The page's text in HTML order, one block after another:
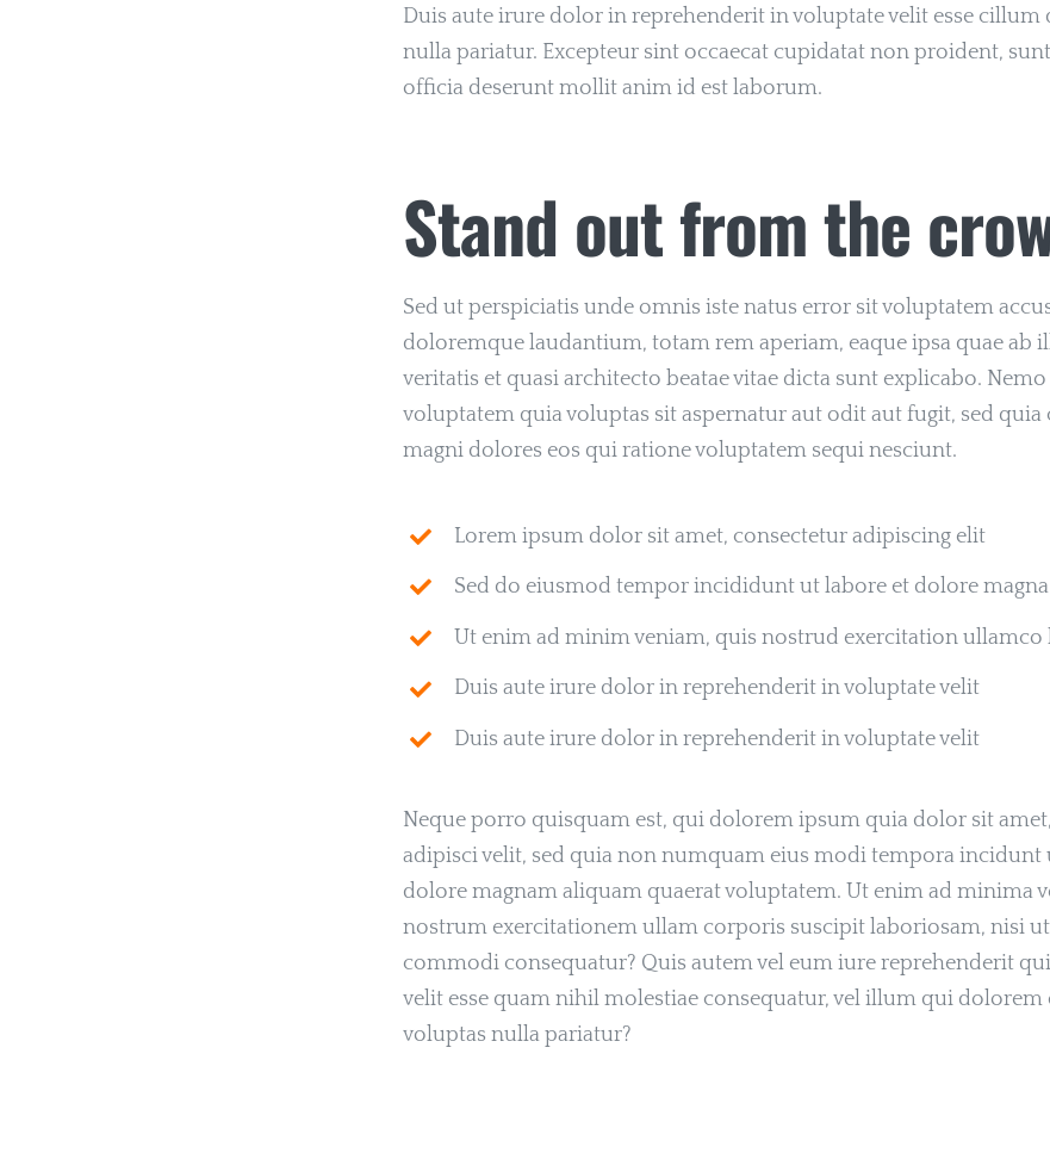
Duis aute irure dolor in reprehenderit in voluptate velit esse cillum
nulla pariatur. Excepteur sint occaecat cupidatat non proident,
officia deserunt mollit anim id est laborum.
Stand out from the
Sed ut perspiciatis unde omnis iste natus error sit voluptatem
doloremque laudantium, totam rem aperiam, eaque ipsa quae ab
veritatis et quasi architecto beatae vitae dicta sunt explicabo.
voluptatem quia voluptas sit aspernatur aut odit aut fugit, sed
magni dolores eos qui ratione voluptatem sequi nesciunt.
Lorem ipsum dolor sit amet, consectetur adipiscing elit
Sed do eiusmod tempor incididunt ut labore et dolore
Ut enim ad minim veniam, quis nostrud exercitation ullamco
Duis aute irure dolor in reprehenderit in voluptate velit
Duis aute irure dolor in reprehenderit in voluptate velit
Neque porro quisquam est, qui dolorem ipsum quia dolor sit
adipisci velit, sed quia non numquam eius modi tempora incidunt
dolore magnam aliquam quaerat voluptatem. Ut enim ad minima
nostrum exercitationem ullam corporis suscipit laboriosam, nisi
commodi consequatur? Quis autem vel eum iure reprehenderit
velit esse quam nihil molestiae consequatur, vel illum qui dolorem
voluptas nulla pariatur?